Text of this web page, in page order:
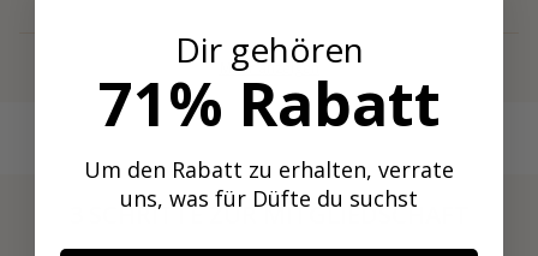
Mehr anzeigen
3 SCHRITTE ZUR MITGLIEDSCHAFT
Dir gehören
71% Rabatt
Um den Rabatt zu erhalten, verrate
uns, was für Düfte du suchst